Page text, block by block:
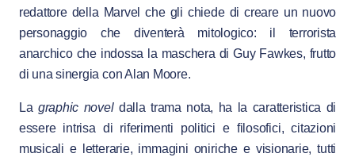
redattore della Marvel che gli chiede di creare un nuovo
personaggio che diventerà mitologico: il terrorista
anarchico che indossa la maschera di Guy Fawkes, frutto
di una sinergia con Alan Moore.
La graphic noveldalla trama nota, ha la caratteristica di
essere intrisa di riferimenti politici e filosofici, citazioni
musicali e letterarie, immagini oniriche e visionarie, tutti